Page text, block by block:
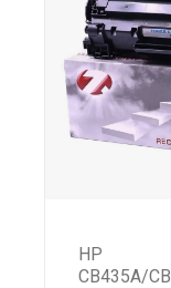
HP
CB435A/